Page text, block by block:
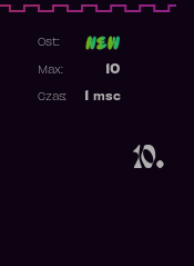
10.
Ost:
10
Max:
msc
Czas: